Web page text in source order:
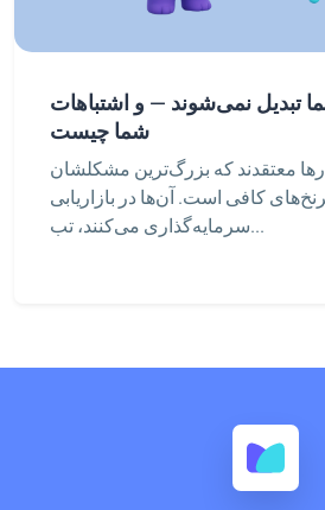
تبدیل نمی‌شوند — و اشتباهات
شما چیست
معتقدند که بزرگ‌ترین مشکلشان
کافی است. آن‌ها در بازاریابی
سرمایه‌گذاری می‌کنند، تب...